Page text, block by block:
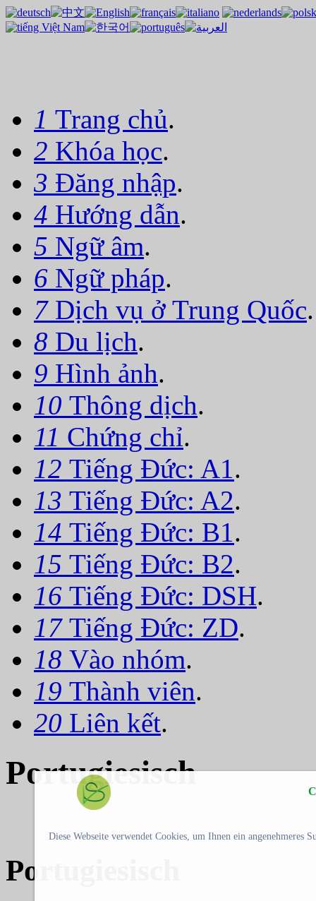
1 Trang chủ.
2 Khóa học.
3 Đăng nhập.
4 Hướng dẫn.
5 Ngữ âm.
6 Ngữ pháp.
7 Dịch vụ ở Trung Quốc.
8 Du lịch.
9 Hình ảnh.
10 Thông dịch.
11 Chứng chỉ.
12 Tiếng Đức: A1.
13 Tiếng Đức: A2.
14 Tiếng Đức: B1.
15 Tiếng Đức: B2.
16 Tiếng Đức: DSH.
17 Tiếng Đức: ZD.
18 Vào nhóm.
19 Thành viên.
20 Liên kết.
Diese Webseite verwendet Cookies, um Ihnen ein angenehmeres
Portugiesisch
Portugiesisch